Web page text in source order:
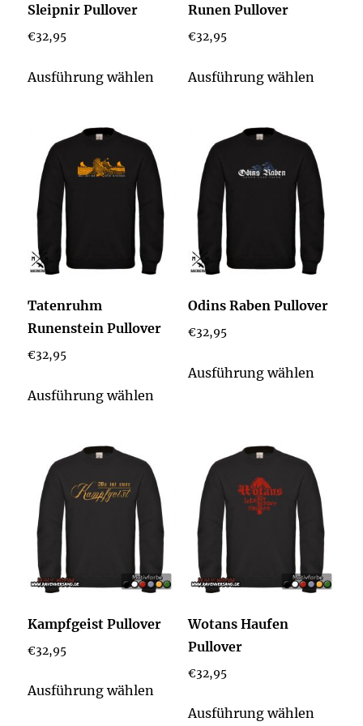
Produktseite
gewählt
Sleipnir Pullover
€32,95
Ausführung wählen
Produkt
Varianten
auf.
Die
Optionen
können
auf
Produktseite
gewählt
Runen Pullover
€32,95
Ausführung wählen
auf.
Die
können
auf
Tatenruhm
Runenstein Pullover
€32,95
Ausführung wählen
Dieses
Produkt
Varianten
auf.
Die
Optionen
können
auf
Produktseite
gewählt
werden
Odins Raben Pullover
€32,95
Ausführung wählen
auf.
Die
können
auf
der
Kampfgeist Pullover
€32,95
Ausführung wählen
Dieses
Produkt
weist
Wotans Haufen
Pullover
€32,95
Ausführung wählen